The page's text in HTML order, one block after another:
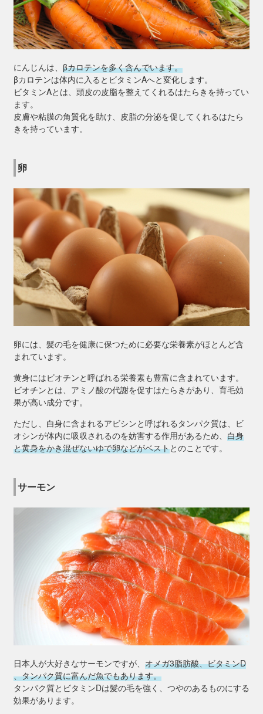
にんじんは、 βカロテンを多く含んでいます。
βカロテンは体内に入るとビタミンAへと変化します。
ビタミンAとは、頭皮の皮脂を整えてくれるはたらきを持ってい
ます。
皮膚や粘膜の角質化を助け、皮脂の分泌を促してくれるはたら
きを持っています。
卵
卵には、髪の毛を健康に保つために必要な栄養素がほとんど含
まれています。
黄身にはビオチンと呼ばれる栄養素も豊富に含まれています。
ビオチンとは、アミノ酸の代謝を促すはたらきがあり、育毛効
果が高い成分です。
ただし、白身に含まれるアビシンと呼ばれるタンパク質は、ビ
オシンが体内に吸収されるのを妨害する作用があるため、 白身
と黄身をかき混ぜないゆで卵などがベストとのことです。
サーモン
日本人が大好きなサーモンですが、 オメガ3脂肪酸、ビタミンD
、タンパク質に富んだ魚でもあります。
タンパク質とビタミンDは髪の毛を強く、つやのあるものにする
効果があります。